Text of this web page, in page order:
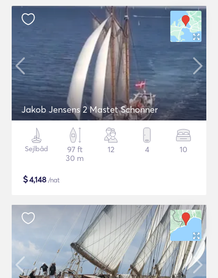
Jakob Jensens 2 Mastet Schonner
Sejlbåd
97 ft
30 m
12 4 10
$4,148 /nat